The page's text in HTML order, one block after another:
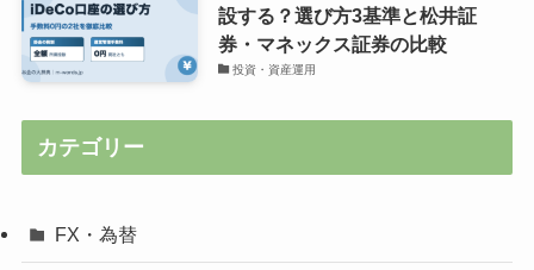
設する？選び方3基準と松井証
券・マネックス証券の比較
投資・資産運用
カテゴリー
FX・為替